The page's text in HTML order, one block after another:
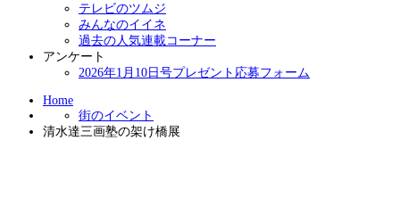
テレビのツムジ
みんなのイイネ
過去の人気連載コーナー
アンケート
2026年1月10日号プレゼント応募フォーム
Home
街のイベント
清水達三画塾の架け橋展